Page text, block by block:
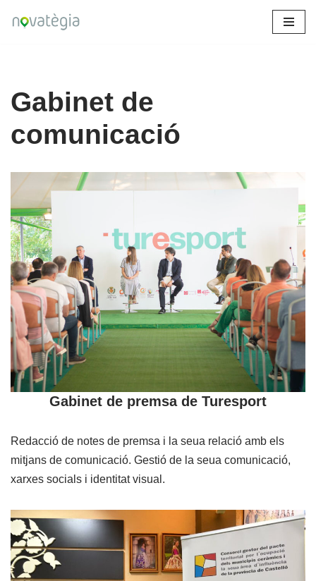
Gabinet de
comunicació
Gabinet de premsa de Turesport
Redacció de notes de premsa i la seua relació amb els
mitjans de comunicació. Gestió de la seua comunicació,
xarxes socials i identitat visual.